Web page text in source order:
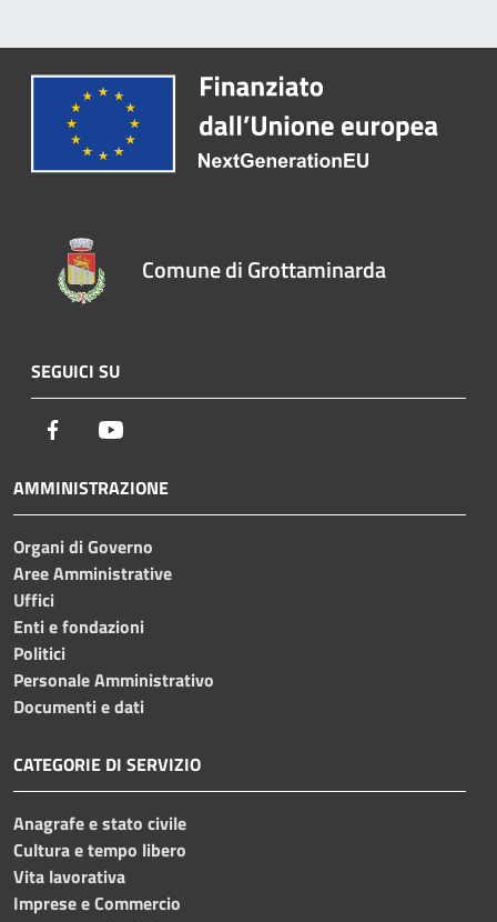
Comune di Grottaminarda
SEGUICI SU
Facebook
AMMINISTRAZIONE
Organi di Governo
Aree Amministrative
Uffici
Enti e fondazioni
Politici
Personale Amministrativo
Documenti e dati
CATEGORIE DI SERVIZIO
Anagrafe e stato civile
Cultura e tempo libero
Vita lavorativa
Imprese e Commercio